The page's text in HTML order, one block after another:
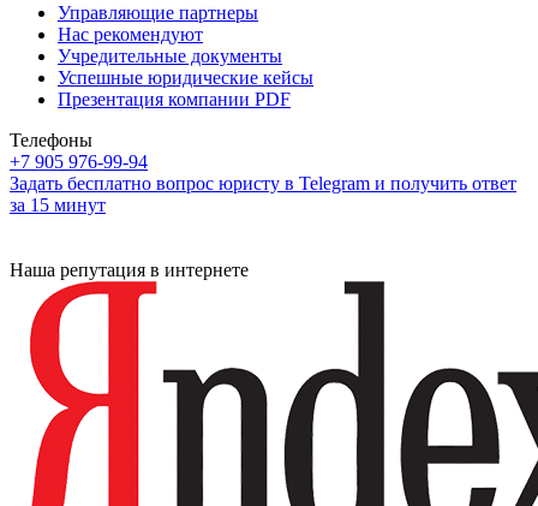
Управляющие партнеры
Нас рекомендуют
Учредительные документы
Успешные юридические кейсы
Презентация компании PDF
Телефоны
+7 905 976-99-94
Задать бесплатно вопрос юристу в Telegram и получить ответ
за 15 минут
Наша репутация в интернете